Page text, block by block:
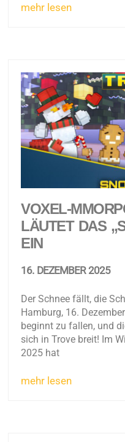
mehr lesen
VOXEL-
LÄUTET DAS
EIN
16. DEZEMBER 2025
Der Schnee fällt, die
Hamburg, 16.
beginnt zu fallen, und
sich in Trove breit! Im
2025 hat
mehr lesen